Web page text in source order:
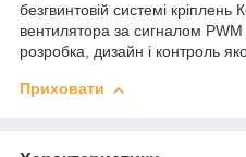
безгвинтовій системі кріплень
вентилятора за сигналом
розробка, дизайн і контроль
Приховати